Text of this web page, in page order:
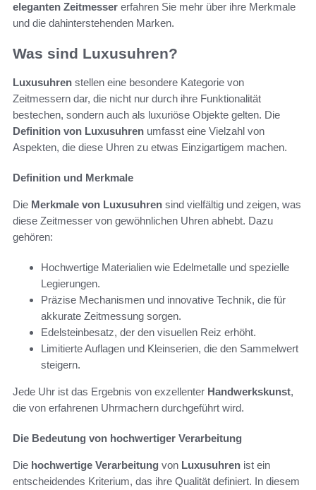
eleganten Zeitmesser erfahren Sie mehr über ihre Merkmale
und die dahinterstehenden Marken.
Was sind Luxusuhren?
Luxusuhren stellen eine besondere Kategorie von
Zeitmessern dar, die nicht nur durch ihre Funktionalität
bestechen, sondern auch als luxuriöse Objekte gelten. Die
Definition von Luxusuhren umfasst eine Vielzahl von
Aspekten, die diese Uhren zu etwas Einzigartigem machen.
Definition und Merkmale
Die Merkmale von Luxusuhren sind vielfältig und zeigen, was
diese Zeitmesser von gewöhnlichen Uhren abhebt. Dazu
gehören:
Hochwertige Materialien wie Edelmetalle und spezielle
Legierungen.
Präzise Mechanismen und innovative Technik, die für
akkurate Zeitmessung sorgen.
Edelsteinbesatz, der den visuellen Reiz erhöht.
Limitierte Auflagen und Kleinserien, die den Sammelwert
steigern.
Jede Uhr ist das Ergebnis von exzellenter Handwerkskunst,
die von erfahrenen Uhrmachern durchgeführt wird.
Die Bedeutung von hochwertiger Verarbeitung
Die hochwertige Verarbeitung von Luxusuhren ist ein
entscheidendes Kriterium, das ihre Qualität definiert. In diesem